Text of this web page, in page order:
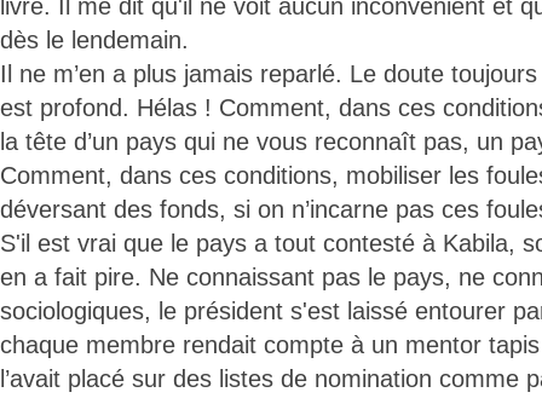
livre. Il me dit qu'il ne voit aucun inconvénient et
dès le lendemain.
Il ne m’en a plus jamais reparlé. Le doute
est profond. Hélas ! Comment, dans ces
la tête d’un pays qui ne vous reconnaît pas, un
Comment, dans ces conditions, mobiliser les
déversant des fonds, si on n’incarne pas ces
S'il est vrai que le pays a tout contesté à Kabila,
en a fait pire. Ne connaissant pas le pays, ne
sociologiques, le président s'est laissé entourer
chaque membre rendait compte à un mentor tapis
l’avait placé sur des listes de nomination comme